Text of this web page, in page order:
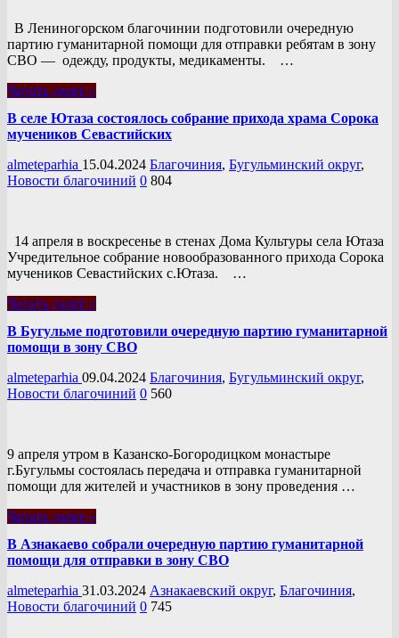
В Лениногорском благочинии подготовили очередную
партию гуманитарной помощи для отправки ребятам в зону
СВО — одежду, продукты, медикаменты. …
Читать далее »
В селе Ютаза состоялось собрание прихода храма Сорока
мучеников Севастийских
almeteparhia 15.04.2024 Благочиния, Бугульминский округ,
Новости благочиний 0 804
14 апреля в воскресенье в стенах Дома Культуры села Ютаза
Учредительное собрание новообразованного прихода Сорока
мучеников Севастийских с.Ютаза. …
Читать далее »
В Бугульме подготовили очередную партию гуманитарной
помощи в зону СВО
almeteparhia 09.04.2024 Благочиния, Бугульминский округ,
Новости благочиний 0 560
9 апреля утром в Казанско-Богородицком монастыре
г.Бугульмы состоялась передача и отправка гуманитарной
помощи для жителей и участников в зону проведения …
Читать далее »
В Азнакаево собрали очередную партию гуманитарной
помощи для отправки в зону СВО
almeteparhia 31.03.2024 Азнакаевский округ, Благочиния,
Новости благочиний 0 745